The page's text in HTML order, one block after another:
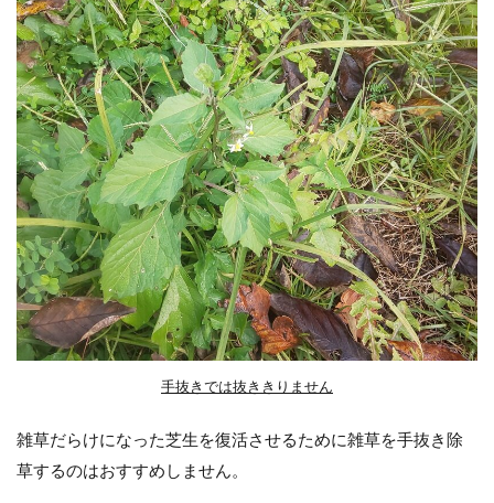
手抜きでは抜ききりません
雑草だらけになった芝生を復活させるために雑草を手抜き除
草するのはおすすめしません。